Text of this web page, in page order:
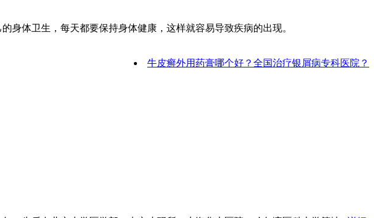
身体卫生，每天都要保持身体健康，这样就容易导致疾病的出现。
牛皮癣外用药膏哪个好？全国治疗银屑病专科医院？